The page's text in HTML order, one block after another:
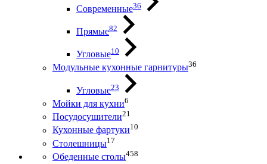
Современные36
Прямые82
Угловые10
Модульные кухонные гарнитуры36
Угловые23
Мойки для кухни6
Посудосушители21
Кухонные фартуки10
Столешницы17
Обеденные столы458